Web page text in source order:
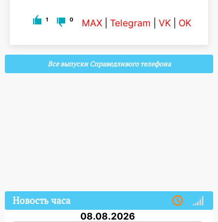
1 0 MAX Telegram VK OK
Все выпуски Справедливого телефона
Новость часа
08.08.2026